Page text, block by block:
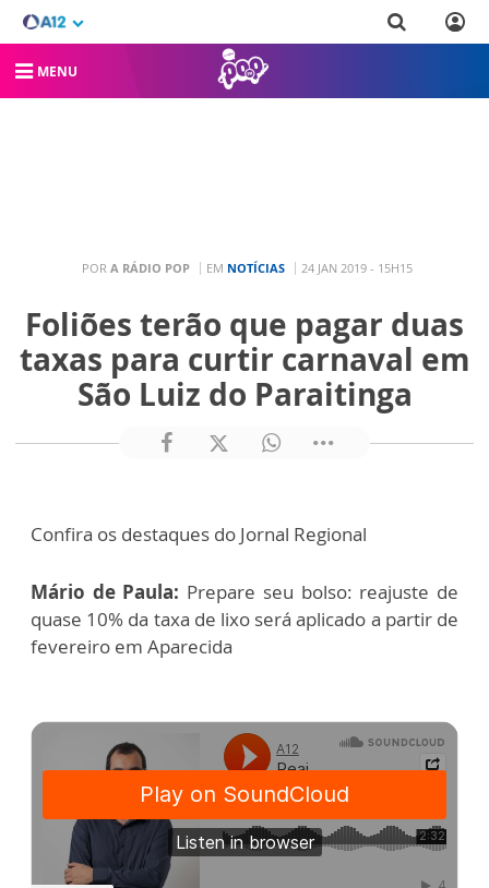
MENU
POR A RÁDIO POP EM NOTÍCIAS 24 JAN 2019 - 15H15
Foliões terão que pagar duas
taxas para curtir carnaval em
São Luiz do Paraitinga
Confira os destaques do Jornal Regional
Mário de Paula: Prepare seu bolso: reajuste de
quase 10% da taxa de lixo será aplicado a partir de
fevereiro em Aparecida